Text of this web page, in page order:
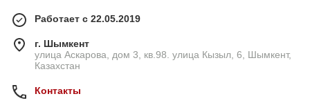
Работает с 22.05.2019
г. Шымкент
улица Аскарова, дом 3, кв.98. улица Кызыл, 6, Шымкент,
Казахстан
Контакты